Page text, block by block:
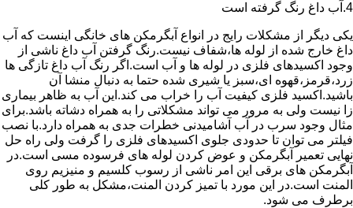
4.آب داغ رنگ گرفته است
یکی دیگر از مشکلات رایج در انواع آبگرمکن های خانگی اینست که آب
داغ خارج شده از لوله ها،شفاف نیست.رنگ گرفتن آب داغ ناشی از
وجود اکسیدهای فلزی در لوله ها و آب است.اگر رنگ آب داغ تازگی ها
زرد،قرمز،قهوه ای،سبز یا شیری شده حتما به دنبال منشا آن
باشید.اکسید فلزی کیفیت آب را خراب می کند.این آب به ظاهر بیماری
زا نیست ولی به مرور می تواند مشکلاتی را به همراه دشاته باشد.برای
مثال وجود سرب در آب آشامیدنی خطرات جدی به همراه دارد.با نصب
فیلتر می توان تا حدودی جلوی اکسیدهای فلزی را گرفت ولی راه حل
نهایی تعمیر آبگرمکن و عوض کردن لوله های فرسوده مسی است.در
آبگرمکن های برقی این امر ناشی از رسوب کلسیم و منیزیم روی
المنت است.در این مورد با تمیز کردن المنت،مشکل به طور کلی
برطرف می شود.